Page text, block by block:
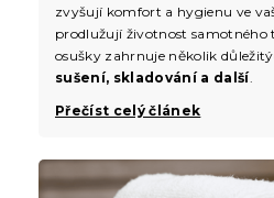
zvyšují komfort a hygienu ve
prodlužují životnost samotného
osušky zahrnuje několik
sušení, skladování a další.
Přečíst celý článek